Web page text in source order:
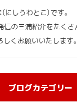
にしうわとこ）です。
信の三浦紹介をたく
しくお願いいたします。
ブログカテゴリー